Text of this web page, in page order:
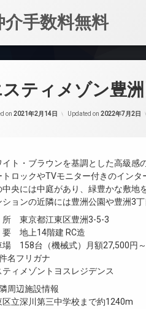
手数料無料
スティメゾン豊
on 2021年2月14日 Updated on 2022年7月2日
イト・ブラウンを基調とした高級感
トロックやTVモニター付きのイン
中央には中庭があり、緑豊かな敷地
ションの近隣には豊洲公園や豊洲3
東京都江東区豊洲3-5-3
地上14階建 RC造
場 158台（機械式）月額27,500円～
名フリガナ
ティメゾントヨスレジデンス
周辺施設情報
区立深川第三中学校まで約1240m